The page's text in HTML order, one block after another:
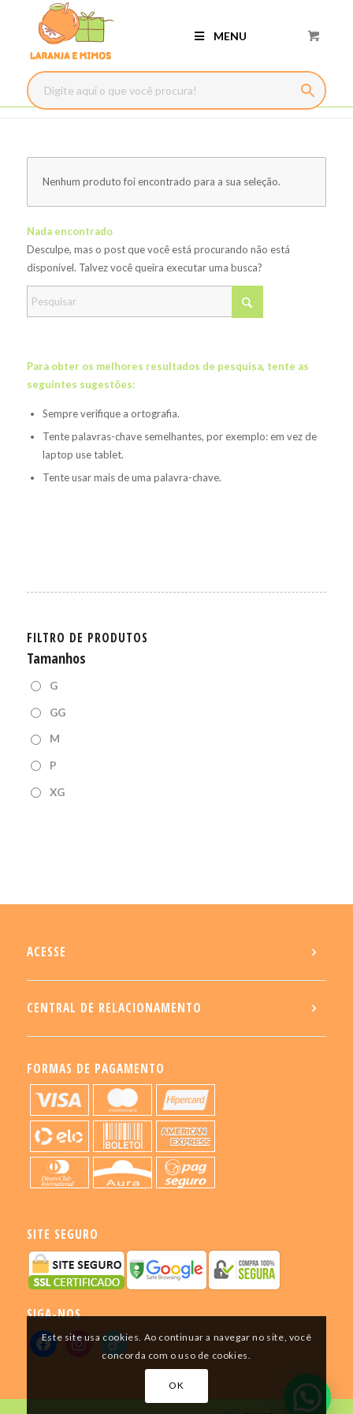
MENU
Nenhum produto foi encontrado para a sua seleção.
Nada encontrado
Desculpe, mas o post que você está procurando não está
disponível. Talvez você queira executar uma busca?
Para obter os melhores resultados de pesquisa, tente as
seguintes sugestões:
Sempre verifique a ortografia.
Tente palavras-chave semelhantes, por exemplo: em vez de
laptop use tablet.
Tente usar mais de uma palavra-chave.
FILTRO DE PRODUTOS
Tamanhos
G
GG
M
P
XG
ACESSE
CENTRAL DE RELACIONAMENTO
FORMAS DE PAGAMENTO
SITE SEGURO
SIGA-NOS
Este site usa cookies. Ao continuar a navegar no site, você
concorda com o uso de cookies.
OK